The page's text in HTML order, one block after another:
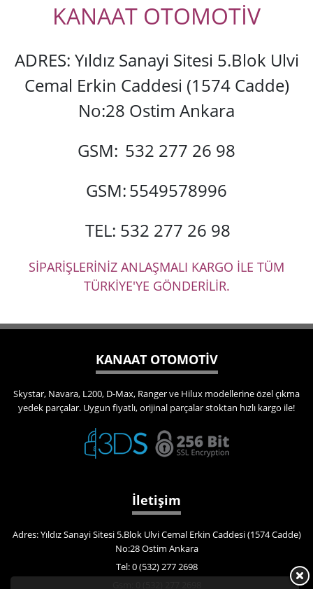
KANAAT OTOMOTİV
ADRES: Yıldız Sanayi Sitesi 5.Blok Ulvi
Cemal Erkin Caddesi (1574 Cadde)
No:28 Ostim Ankara
GSM: 532 277 26 98
GSM:5549578996
TEL: 532 277 26 98
SİPARİŞLERİNİZ ANLAŞMALI KARGO İLE TÜM
TÜRKİYE'YE GÖNDERİLİR.
KANAAT OTOMOTİV
Skystar, Navara, L200, D-Max, Ranger ve Hilux modellerine özel çıkma
yedek parçalar. Uygun fiyatlı, orijinal parçalar stoktan hızlı kargo ile!
İletişim
Adres: Yıldız Sanayi Sitesi 5.Blok Ulvi Cemal Erkin Caddesi (1574 Cadde)
No:28 Ostim Ankara
Tel: 0 (532) 277 2698